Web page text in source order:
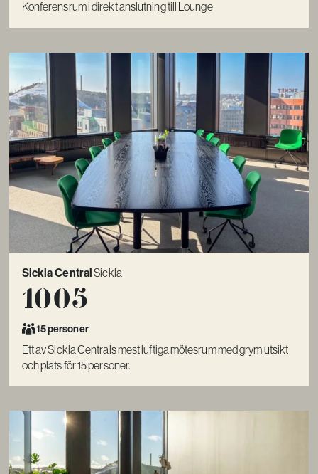
Konferensrum i direkt anslutning till Lounge
Sickla CentralSickla
1005
15 personer
Ett av Sickla Centrals mest luftiga mötesrum med grym utsikt
och plats för 15 personer.